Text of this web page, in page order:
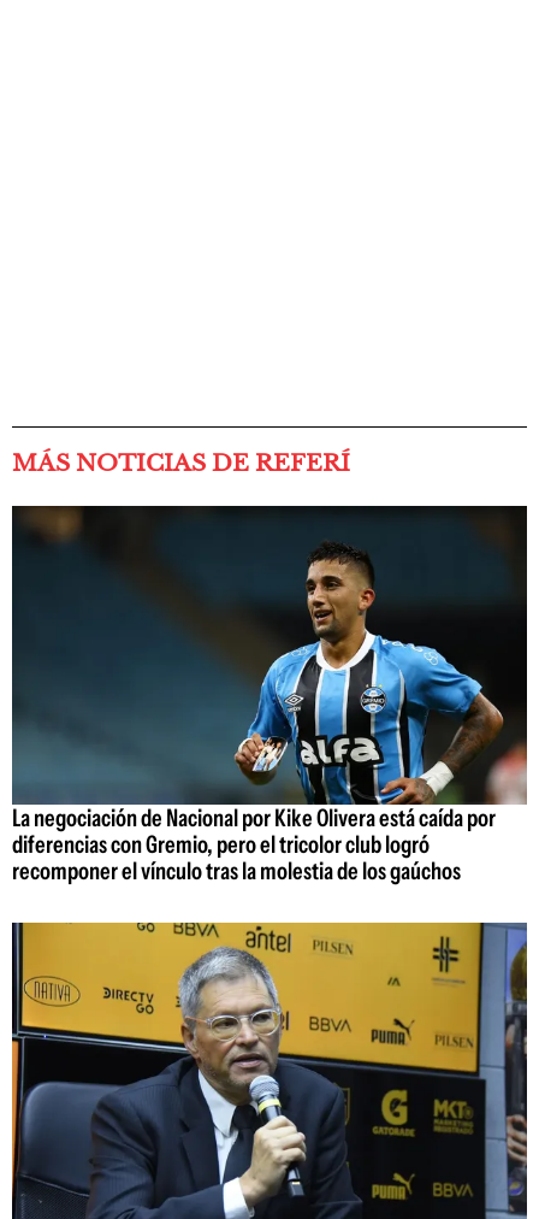
MÁS NOTICIAS DE REFERÍ
La negociación de Nacional por Kike Olivera está caída por
diferencias con Gremio, pero el tricolor club logró
recomponer el vínculo tras la molestia de los gaúchos